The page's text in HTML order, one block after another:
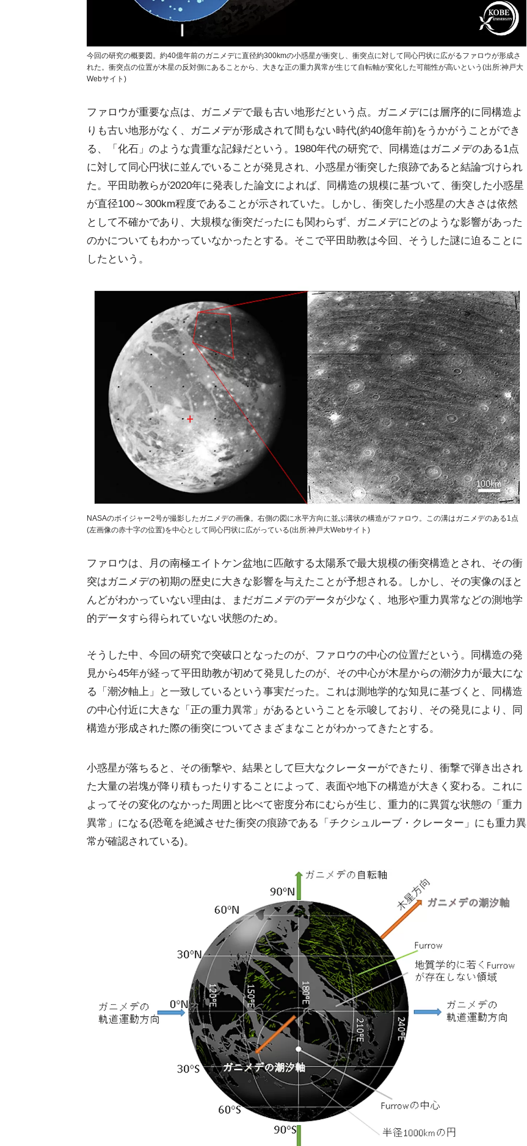
今回の研究の概要図。約40億年前のガニメデに直径約300kmの小惑星が衝突し、衝突点に対して同心円状に広がるファロウが形成さ
れた。衝突点の位置が木星の反対側にあることから、大きな正の重力異常が生じて自転軸が変化した可能性が高いという(出所:神戸大
Webサイト)
ファロウが重要な点は、ガニメデで最も古い地形だという点。ガニメデには層序的に同構造よ
りも古い地形がなく、ガニメデが形成されて間もない時代(約40億年前)をうかがうことができ
る、「化石」のような貴重な記録だという。1980年代の研究で、同構造はガニメデのある1点
に対して同心円状に並んでいることが発見され、小惑星が衝突した痕跡であると結論づけられ
た。平田助教らが2020年に発表した論文によれば、同構造の規模に基づいて、衝突した小惑星
が直径100～300km程度であることが示されていた。しかし、衝突した小惑星の大きさは依然
として不確かであり、大規模な衝突だったにも関わらず、ガニメデにどのような影響があった
のかについてもわかっていなかったとする。そこで平田助教は今回、そうした謎に迫ることに
したという。
NASAのボイジャー2号が撮影したガニメデの画像。右側の図に水平方向に並ぶ溝状の構造がファロウ。この溝はガニメデのある1点
(左画像の赤十字の位置)を中心として同心円状に広がっている(出所:神戸大Webサイト)
ファロウは、月の南極エイトケン盆地に匹敵する太陽系で最大規模の衝突構造とされ、その衝
突はガニメデの初期の歴史に大きな影響を与えたことが予想される。しかし、その実像のほと
んどがわかっていない理由は、まだガニメデのデータが少なく、地形や重力異常などの測地学
的データすら得られていない状態のため。
そうした中、今回の研究で突破口となったのが、ファロウの中心の位置だという。同構造の発
見から45年が経って平田助教が初めて発見したのが、その中心が木星からの潮汐力が最大にな
る「潮汐軸上」と一致しているという事実だった。これは測地学的な知見に基づくと、同構造
の中心付近に大きな「正の重力異常」があるということを示唆しており、その発見により、同
構造が形成された際の衝突についてさまざまなことがわかってきたとする。
小惑星が落ちると、その衝撃や、結果として巨大なクレーターができたり、衝撃で弾き出され
た大量の岩塊が降り積もったりすることによって、表面や地下の構造が大きく変わる。これに
よってその変化のなかった周囲と比べて密度分布にむらが生じ、重力的に異質な状態の「重力
異常」になる(恐竜を絶滅させた衝突の痕跡である「チクシュルーブ・クレーター」にも重力異
常が確認されている)。